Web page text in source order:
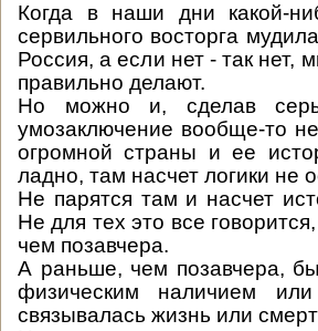
Когда в наши дни какой-
сервильного восторга
Россия, а если нет - так нет,
правильно делают.
Но можно и, сделав
умозаключение вообще-то
огромной страны и ее
ладно, там насчет логики не
Не парятся там и насчет
Не для тех это все
чем позавчера.
А раньше, чем позавчера,
физическим наличием или
связывалась жизнь или